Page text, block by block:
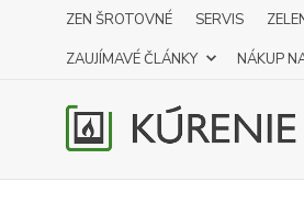
ZEN ŠROTOVNÉ SERVIS
ZAUJÍMAVÉ ČLÁNKY
NÁKUP